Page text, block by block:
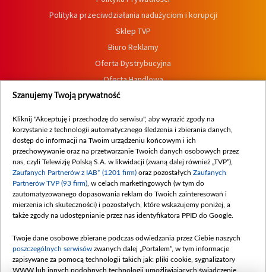
Polityka przeciwdziałania nadużyciom i korupcji
Sklep TVP
Biuro Reklamy
Oferta Dystrybucyjna
Oferta Handlowa
Dostępność
Procedura zgłoszeń wewnętrznych
Szanujemy Twoją prywatność
Kliknij "Akceptuję i przechodzę do serwisu", aby wyrazić zgody na
korzystanie z technologii automatycznego śledzenia i zbierania danych,
dostęp do informacji na Twoim urządzeniu końcowym i ich
przechowywanie oraz na przetwarzanie Twoich danych osobowych przez
nas, czyli Telewizję Polską S.A. w likwidacji (zwaną dalej również „TVP”),
Zaufanych Partnerów z IAB* (1201 firm) oraz pozostałych Zaufanych
Partnerów TVP (93 firm) , w celach marketingowych (w tym do
zautomatyzowanego dopasowania reklam do Twoich zainteresowań i
mierzenia ich skuteczności) i pozostałych, które wskazujemy poniżej, a
także zgody na udostępnianie przez nas identyfikatora PPID do Google.
Twoje dane osobowe zbierane podczas odwiedzania przez Ciebie naszych
poszczególnych serwisów zwanych dalej „Portalem”, w tym informacje
zapisywane za pomocą technologii takich jak: pliki cookie, sygnalizatory
WWW lub innych podobnych technologii umożliwiających świadczenie